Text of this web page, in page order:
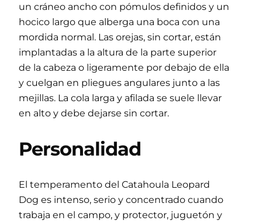
un cráneo ancho con pómulos definidos y un
hocico largo que alberga una boca con una
mordida normal. Las orejas, sin cortar, están
implantadas a la altura de la parte superior
de la cabeza o ligeramente por debajo de ella
y cuelgan en pliegues angulares junto a las
mejillas. La cola larga y afilada se suele llevar
en alto y debe dejarse sin cortar.
Personalidad
El temperamento del Catahoula Leopard
Dog es intenso, serio y concentrado cuando
trabaja en el campo, y protector, juguetón y